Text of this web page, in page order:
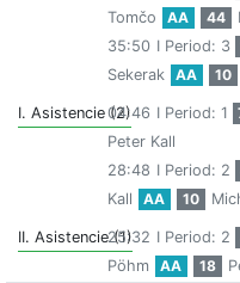
Tomčo
AA 44
35:50 I Period: 3
Sekerak
AA 10
I. Asistencie (2)04:46 I Period: 1
Peter Kall
28:48 I Period: 2
Kall
AA 10
II. Asistencie (1)
25:32 I Period: 2
Pöhm
AA 18